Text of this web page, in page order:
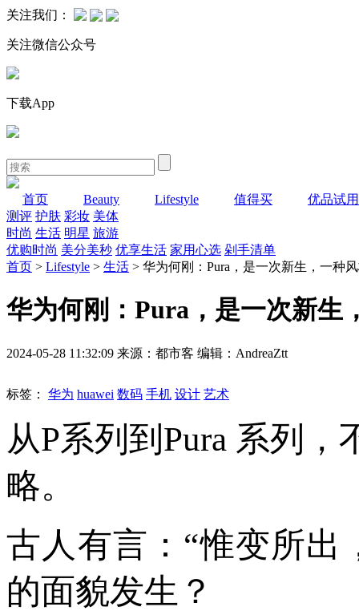
关注我们：
关注微信公众号
下载App
首页 Beauty Lifestyle 值得买
优品试用
测评 护肤 彩妆 美体
时尚 生活 明星 旅游
优购时尚 美分美秒 优享生活 家用心选 剁手清单
首页 > Lifestyle > 生活 > 华为何刚：Pura，是一次新生，一种
华为何刚：Pura，是一次新生
2024-05-28 11:32:09 来源：都市客 编辑：AndreaZtt
标签： 华为 huawei 数码 手机 设计 艺术
从P系列到Pura 系列
略。
古人有言：“惟变所
的面貌发生？